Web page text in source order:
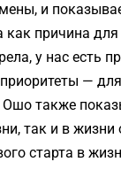
и
причина
у нас есть
—
также
так и в жизни
старта в